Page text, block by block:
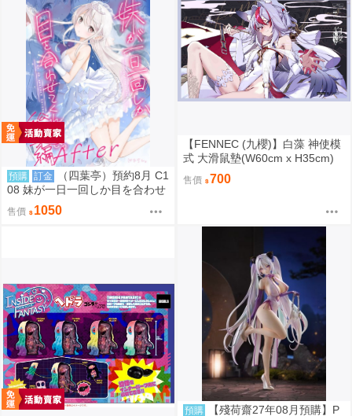
預購 訂金
（四葉亭）預約8月 C1
08 妹が一日一回しか目を合わせ
てくれない。After総集編 はまけ
ん。
售價 1050
【FENNEC (九櫻)】白藻 神使模
式 大滑鼠墊(W60cm x H35cm)
【FF47場前預購】{宅即門}
售價 700
預購
【殘荷齋27年08月預購】P